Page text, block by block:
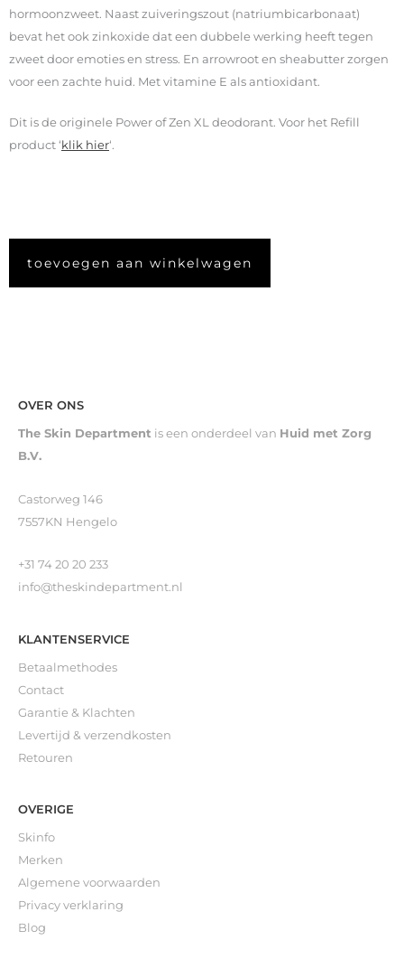
hormoonzweet. Naast zuiveringszout (natriumbicarbonaat)
bevat het ook zinkoxide dat een dubbele werking heeft tegen
zweet door emoties en stress. En arrowroot en sheabutter zorgen
voor een zachte huid. Met vitamine E als antioxidant.
Dit is de originele Power of Zen XL deodorant. Voor het Refill
product ‘klik hier‘.
toevoegen aan winkelwagen
OVER ONS
The Skin Department is een onderdeel van Huid met Zorg
B.V.
Castorweg 146
7557KN Hengelo
+31 74 20 20 233
info@theskindepartment.nl
KLANTENSERVICE
Betaalmethodes
Contact
Garantie & Klachten
Levertijd & verzendkosten
Retouren
OVERIGE
Skinfo
Merken
Algemene voorwaarden
Privacy verklaring
Blog